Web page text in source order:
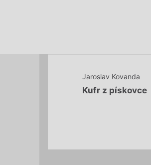
Jaroslav Kovanda
Kufr z pískovce